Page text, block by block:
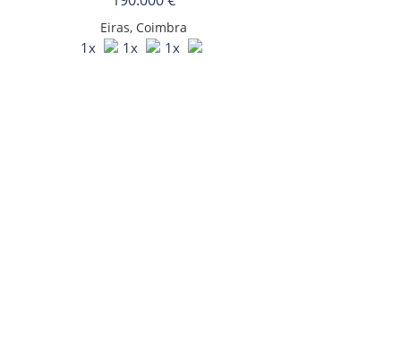
Eiras, Coimbra
1x 1x 1x